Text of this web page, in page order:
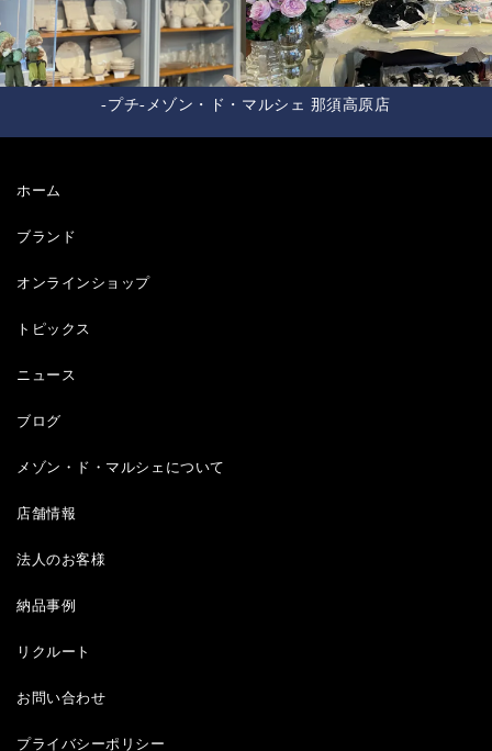
-プチ-メゾン・ド・マルシェ 那須高原店
ホーム
ブランド
オンラインショップ
トピックス
ニュース
ブログ
メゾン・ド・マルシェについて
店舗情報
法人のお客様
納品事例
リクルート
お問い合わせ
プライバシーポリシー